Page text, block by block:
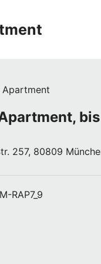
Apartment
257, 80809
RAP7_9